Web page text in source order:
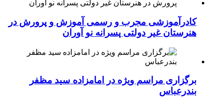
کادرآموزشی مجرب و رسمی آموزش و پرورش در
هنرستان غیر دولتی پسرانه نو آوران
برگزاری مراسم ویژه در امامزاده سید مظفر
بندرعباس